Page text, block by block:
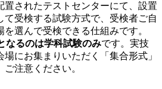
置されたテストセンターにて、設置
て受検する試験方式で、受検者ご自
選んで受検できる仕組みです。
なるのは学科試験のみです。実技
にお集まりいただく「集合形式」
注意ください。